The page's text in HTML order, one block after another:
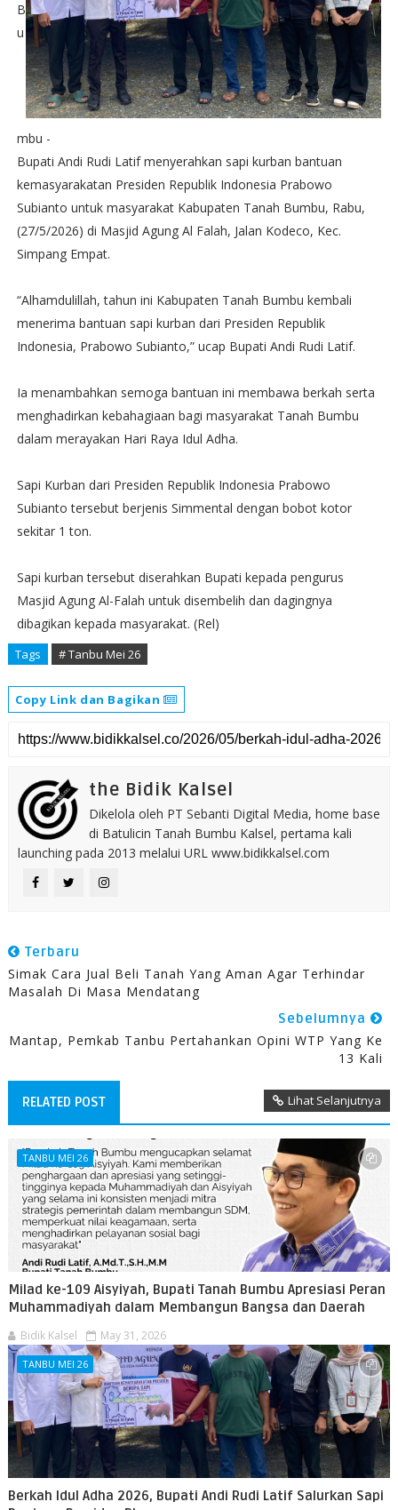
B
u
mbu -
Bupati Andi Rudi Latif menyerahkan sapi kurban bantuan
kemasyarakatan Presiden Republik Indonesia Prabowo
Subianto untuk masyarakat Kabupaten Tanah Bumbu, Rabu,
(27/5/2026) di Masjid Agung Al Falah, Jalan Kodeco, Kec.
Simpang Empat.
“Alhamdulillah, tahun ini Kabupaten Tanah Bumbu kembali
menerima bantuan sapi kurban dari Presiden Republik
Indonesia, Prabowo Subianto,” ucap Bupati Andi Rudi Latif.
Ia menambahkan semoga bantuan ini membawa berkah serta
menghadirkan kebahagiaan bagi masyarakat Tanah Bumbu
dalam merayakan Hari Raya Idul Adha.
Sapi Kurban dari Presiden Republik Indonesia Prabowo
Subianto tersebut berjenis Simmental dengan bobot kotor
sekitar 1 ton.
Sapi kurban tersebut diserahkan Bupati kepada pengurus
Masjid Agung Al-Falah untuk disembelih dan dagingnya
dibagikan kepada masyarakat. (Rel)
Tags # Tanbu Mei 26
Copy Link dan Bagikan
the Bidik Kalsel
Dikelola oleh PT Sebanti Digital Media, home base
di Batulicin Tanah Bumbu Kalsel, pertama kali
launching pada 2013 melalui URL www.bidikkalsel.com
Terbaru
Simak Cara Jual Beli Tanah Yang Aman Agar Terhindar
Masalah Di Masa Mendatang
Sebelumnya
Mantap, Pemkab Tanbu Pertahankan Opini WTP Yang Ke
13 Kali
RELATED POST Lihat Selanjutnya
TANBU MEI 26
Milad ke-109 Aisyiyah, Bupati Tanah Bumbu Apresiasi Peran
Muhammadiyah dalam Membangun Bangsa dan Daerah
Bidik Kalsel May 31, 2026
TANBU MEI 26
Berkah Idul Adha 2026, Bupati Andi Rudi Latif Salurkan Sapi